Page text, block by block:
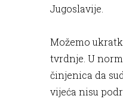
Jugoslavije.
Možemo
tvrdnje. U
činjenica da
vijeća nisu